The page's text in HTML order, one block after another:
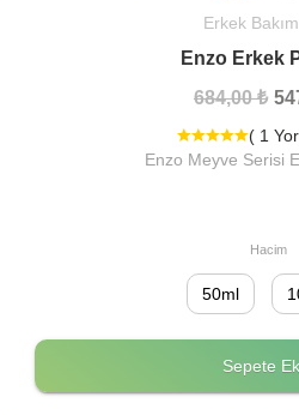
Erkek
Enzo Erkek
684,00 ₺
( 1
Enzo Meyve Serisi
Hacim
50ml
Sepete